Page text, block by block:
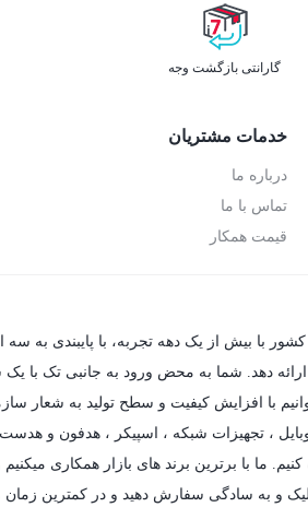
گارانتی بازگشت وجه
خدمات مشتریان
درباره ما
تماس با ما
قیمت همکار
کشور با بیش از یک دهه تجربه، با پایبندی
دهد. شما به محض ورود به جانبی تک با
با افزایش کیفیت و سطح تولید به
، تجهیزات شبکه ، اسپیکر ، هدفون و هدست
ما با برترین برند های بازار همکاری
و به سادگی سفارش دهید و در کمترین